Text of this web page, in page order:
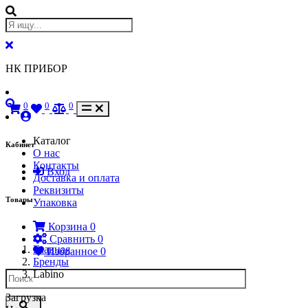
НК ПРИБОР
Кабинет
Вход
Товары
Корзина 0
Сравнить 0
Избранное 0
0 0 0
Каталог
О нас
Контакты
Доставка и оплата
Реквизиты
Упаковка
Главная
Бренды
Labino
Загрузка